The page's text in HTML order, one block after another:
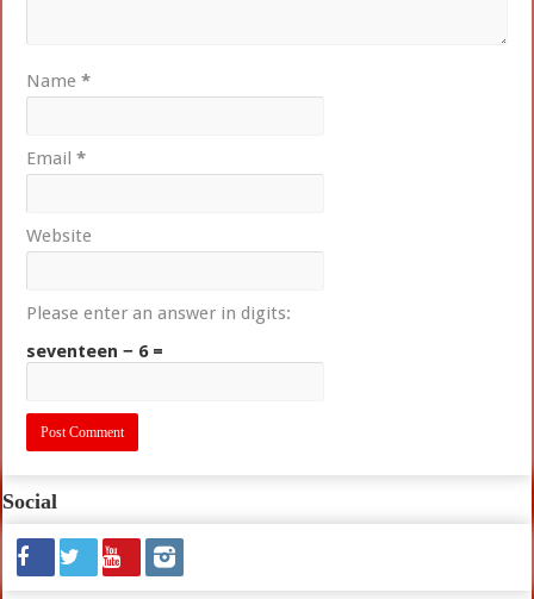
Name*
Email*
Website
Please enter an answer in digits:
seventeen − 6 =
Social